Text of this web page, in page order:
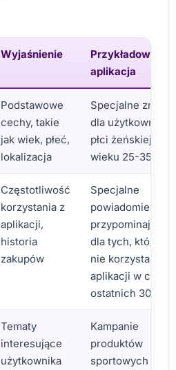
Wyjaśnienie
Przykładowa
aplikacja
Podstawowe
cechy, takie
jak wiek, płeć,
lokalizacja
Specjalne zniżki
dla
płci żeńskiej w
wieku 25-35 lat
Częstotliwość
korzystania z
aplikacji,
historia
zakupów
Specjalne
powiadomienie
przypominające
dla tych, którzy
nie korzystali z
aplikacji w ciągu
ostatnich 30 dni
Tematy
interesujące
użytkownika
Kampanie
produktów
sportowych dla